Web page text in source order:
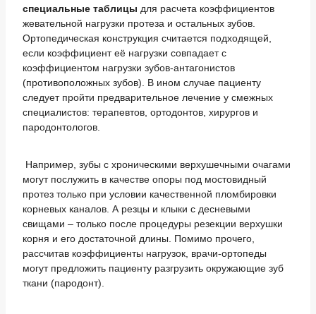
специальные таблицы для расчета коэффициентов
жевательной нагрузки протеза и остальных зубов.
Ортопедическая конструкция считается подходящей,
если коэффициент её нагрузки совпадает с
коэффициентом нагрузки зубов-антагонистов
(противоположных зубов). В ином случае пациенту
следует пройти предварительное лечение у смежных
специалистов: терапевтов, ортодонтов, хирургов и
пародонтологов.
Например, зубы с хроническими верхушечными очагами
могут послужить в качестве опоры под мостовидный
протез только при условии качественной пломбировки
корневых каналов. А резцы и клыки с десневыми
свищами – только после процедуры резекции верхушки
корня и его достаточной длины. Помимо прочего,
рассчитав коэффициенты нагрузок, врачи-ортопеды
могут предложить пациенту разгрузить окружающие зуб
ткани (пародонт).